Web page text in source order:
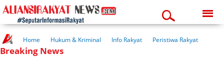
11:58:11 am
Home Hukum & Kriminal Info Rakyat
Peristiwa Rakyat
Kuliner Rakyat
Wisata Rakyat
Breaking News